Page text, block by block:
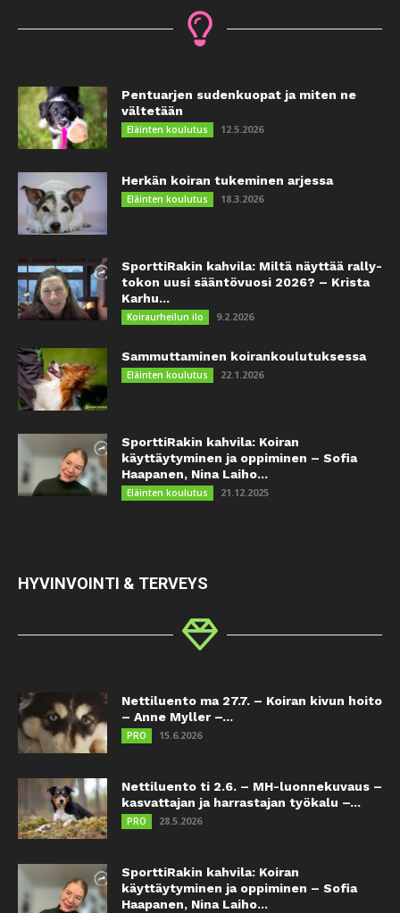
Pentuarjen sudenkuopat ja miten ne
vältetään
Eläinten koulutus 12.5.2026
Herkän koiran tukeminen arjessa
Eläinten koulutus 18.3.2026
SporttiRakin kahvila: Miltä näyttää rally-
tokon uusi sääntövuosi 2026? – Krista
Karhu...
Koiraurheilun ilo 9.2.2026
Sammuttaminen koirankoulutuksessa
Eläinten koulutus 22.1.2026
SporttiRakin kahvila: Koiran
käyttäytyminen ja oppiminen – Sofia
Haapanen, Nina Laiho...
Eläinten koulutus 21.12.2025
HYVINVOINTI & TERVEYS
Nettiluento ma 27.7. – Koiran kivun hoito
– Anne Myller –...
PRO 15.6.2026
Nettiluento ti 2.6. – MH-luonnekuvaus –
kasvattajan ja harrastajan työkalu –...
PRO 28.5.2026
SporttiRakin kahvila: Koiran
käyttäytyminen ja oppiminen – Sofia
Haapanen, Nina Laiho...